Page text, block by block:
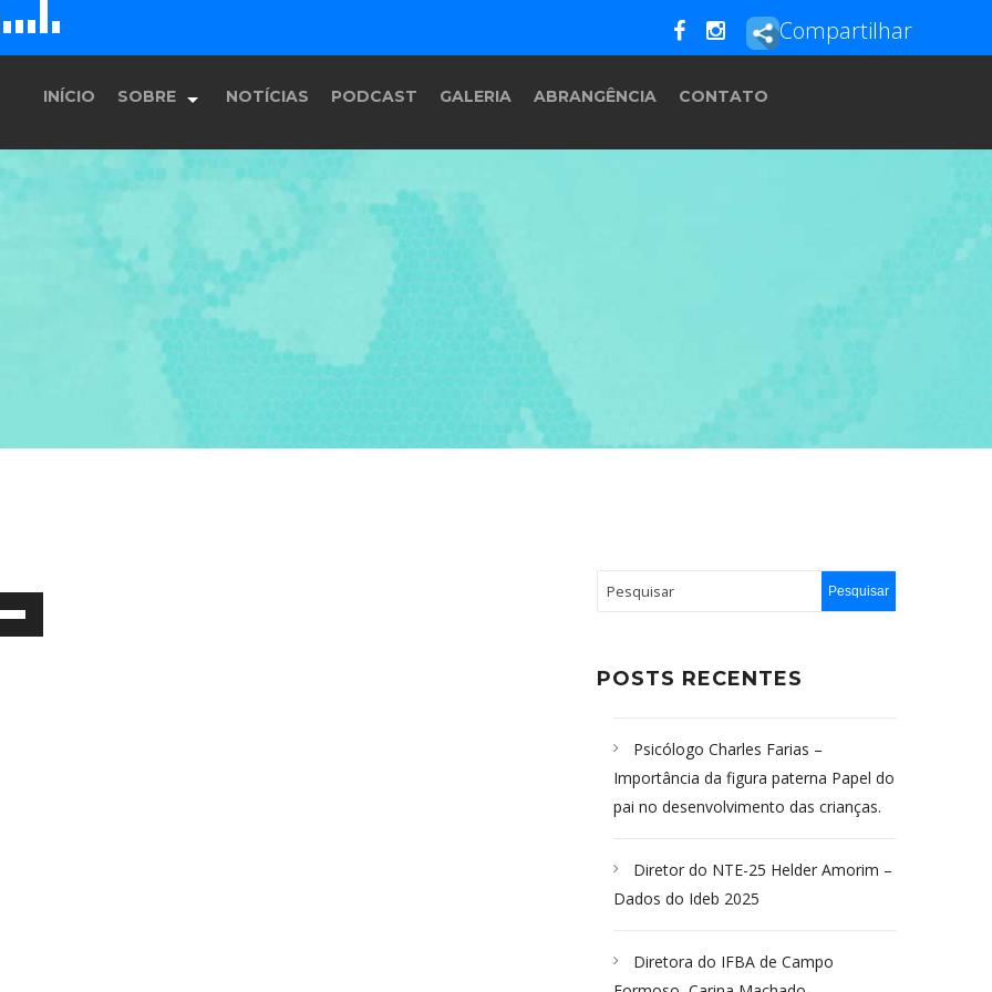
E F G Compartilhar
INÍCIO SOBRE
História
Equipe
Programação
NOTÍCIAS PODCAST GALERIA ABRANGÊNCIA CONTATO
POSTS RECENTES
Psicólogo Charles Farias –
Importância da figura paterna Papel do
pai no desenvolvimento das crianças.
Diretor do NTE-25 Helder Amorim –
Dados do Ideb 2025
Diretora do IFBA de Campo